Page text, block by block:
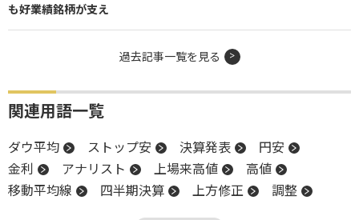
も好業績銘柄が支え
過去記事一覧を見る
関連用語一覧
ダウ平均 ストップ安 決算発表
円安
金利
アナリスト 上場来高値
高値
移動平均線
四半期決算 上方修正
調整